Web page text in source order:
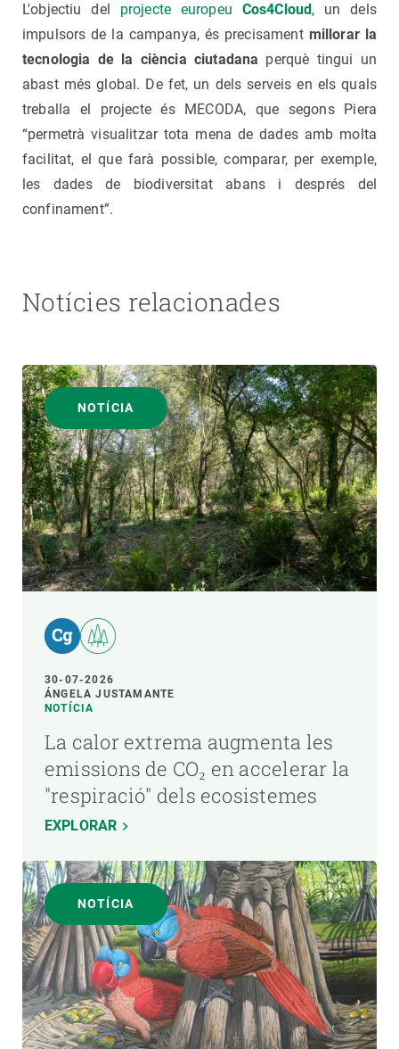
L'objectiu del projecte europeu Cos4Cloud , un dels
impulsors de la campanya, és precisament millorar la
tecnologia de la ciència ciutadana perquè tingui un
abast més global. De fet, un dels serveis en els quals
treballa el projecte és MECODA, que segons Piera
“permetrà visualitzar tota mena de dades amb molta
facilitat, el que farà possible, comparar, per exemple,
les dades de biodiversitat abans i després del
confinament”.
Notícies relacionades
NOTÍCIA
30-07-2026
ÁNGELA JUSTAMANTE
NOTÍCIA
La calor extrema augmenta les
emissions de CO₂ en accelerar la
"respiració" dels ecosistemes
EXPLORAR
NOTÍCIA